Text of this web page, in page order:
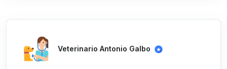
Veterinario Antonio Galbo